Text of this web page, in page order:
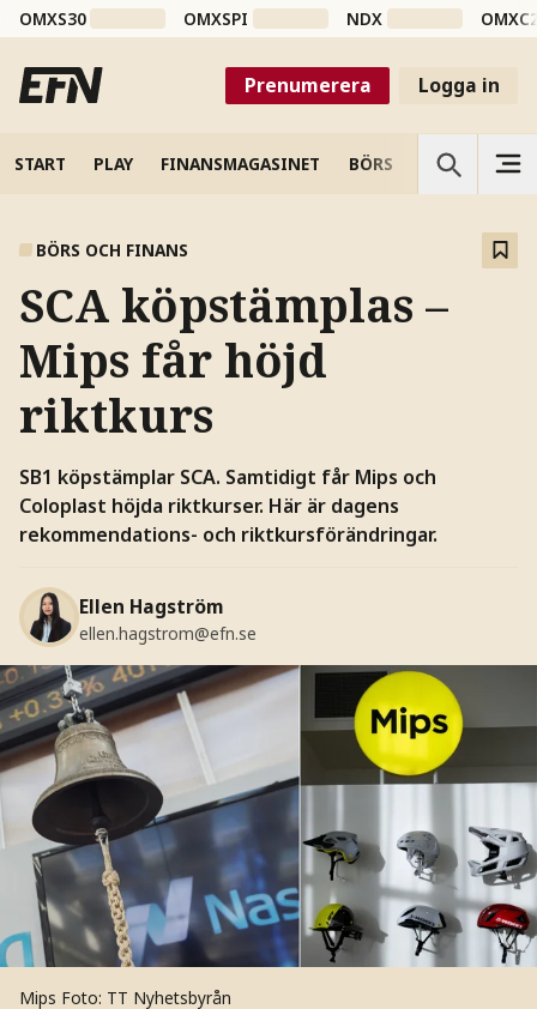
OMXS30 OMXSPI NDX
Prenumerera Logga in
START PLAY FINANSMAGASINET BÖRS VETENSKAP
BÖRS OCH FINANS
SCA köpstämplas –
Mips får höjd
riktkurs
SB1 köpstämplar SCA. Samtidigt får Mips och
Coloplast höjda riktkurser. Här är dagens
rekommendations- och riktkursförändringar.
Ellen Hagström
ellen.hagstrom@efn.se
Mips Foto: TT Nyhetsbyrån